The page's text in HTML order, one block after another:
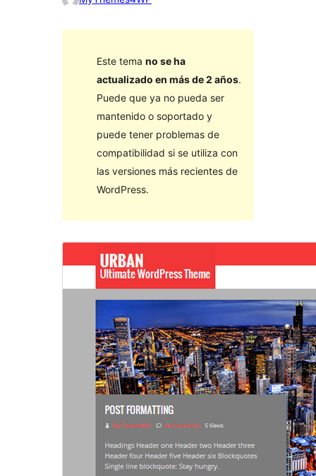
Este tema no se ha
actualizado en más de 2 años.
Puede que ya no pueda ser
mantenido o soportado y
puede tener problemas de
compatibilidad si se utiliza con
las versiones más recientes de
WordPress.